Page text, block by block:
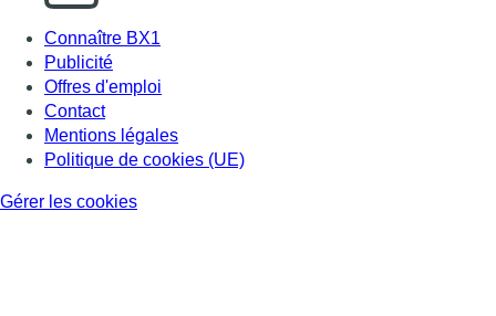
Connaître BX1
Publicité
Offres d'emploi
Contact
Mentions légales
Politique de cookies (UE)
Gérer les cookies